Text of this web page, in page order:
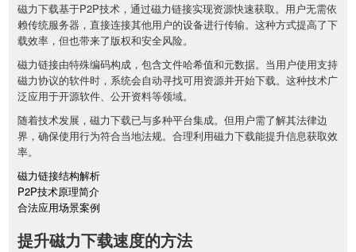
磁力下载基于P2P技术，通过磁力链接实现资源快速获取。用户无需依
赖传统服务器，直接连接其他用户的设备进行传输。这种方式提高了下
载效率，但也带来了版权和安全风险。
磁力链接由特殊编码构成，包含文件哈希值和元数据。当用户使用支持
磁力协议的软件时，系统会自动寻找可用资源并开始下载。这种技术广
泛应用于开源软件、公开资料等领域。
随着技术发展，磁力下载已与多种平台集成。但用户需了解其法律边
界，确保使用行为符合当地法规。合理利用磁力下载能提升信息获取效
率。
磁力链接结构解析
P2P技术原理简介
合法应用场景案例
提升磁力下载速度的方法